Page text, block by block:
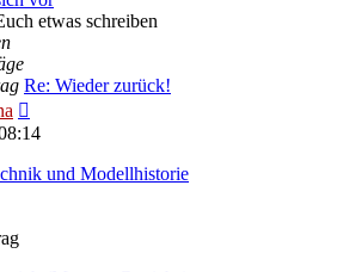
etwas schreiben
Re: Wieder zurück!
Beitrag
und Modellhistorie